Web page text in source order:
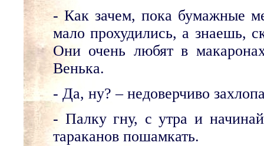
- Как зачем, пока бумажные
мало прохудились, а знаешь,
Они очень любят в
Венька.
- Да, ну? – недоверчиво
- Палку гну, с утра и
тараканов пошамкать.